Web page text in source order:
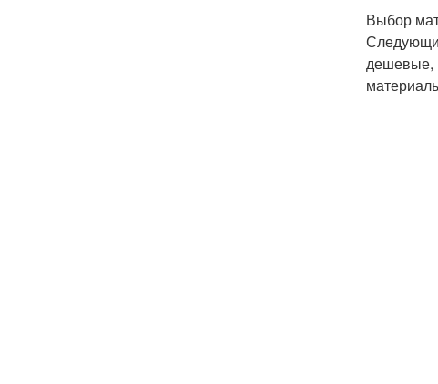
Выбор
дешевые,